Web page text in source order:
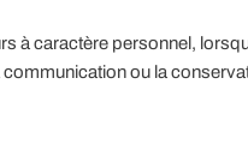
à caractère personnel,
ou la